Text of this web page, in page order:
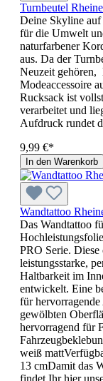
Turnbeutel Rheine
Deine Skyline
für die Umwelt
naturfarbener
aus. Da der
Neuzeit gehören,
Modeaccessoire
Rucksack ist
verarbeitet und
Aufdruck rundet
9,99 €*
In den Warenkorb
Wandtattoo
Das Wandtattoo
PRO Serie.
leistungsstarke,
Haltbarkeit im
entwickelt. Eine
für
gewölbten
hervorragend für
weiß
13 cmDamit das
findet Ihr hier